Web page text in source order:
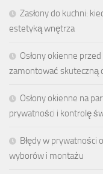
Zasłony do kuchni:
estetyką wnętrza
Osłony okienne
zamontować skuteczną
Osłony okienne na
prywatności i kontrolę
Błędy w prywatności
wyborów i montażu